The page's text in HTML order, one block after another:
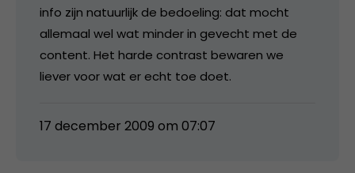
info zijn natuurlijk de bedoeling: dat mocht
allemaal wel wat minder in gevecht met de
content. Het harde contrast bewaren we
liever voor wat er echt toe doet.
17 december 2009 om 07:07